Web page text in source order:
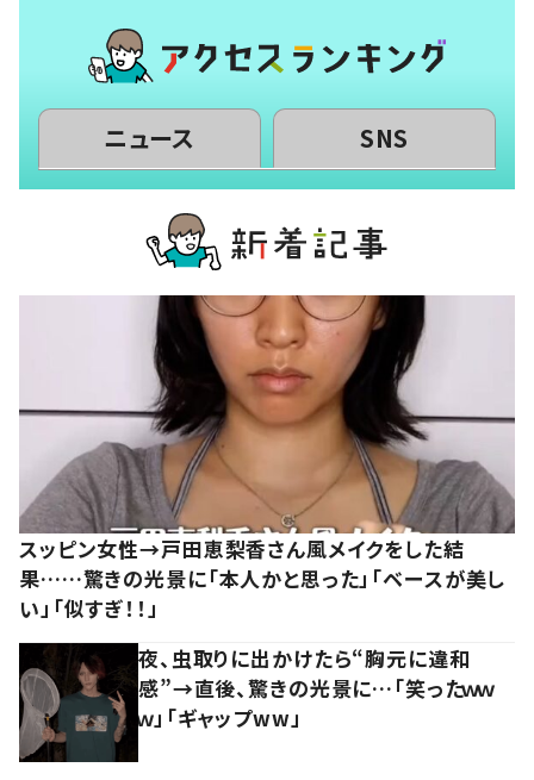
ニュース SNS
スッピン女性→戸田恵梨香さん風メイクをした結
果……驚きの光景に「本人かと思った」「ベースが美し
い」「似すぎ！！」
夜、虫取りに出かけたら“胸元に違和
感”→直後、驚きの光景に…「笑ったｗｗ
ｗ」「ギャップww」